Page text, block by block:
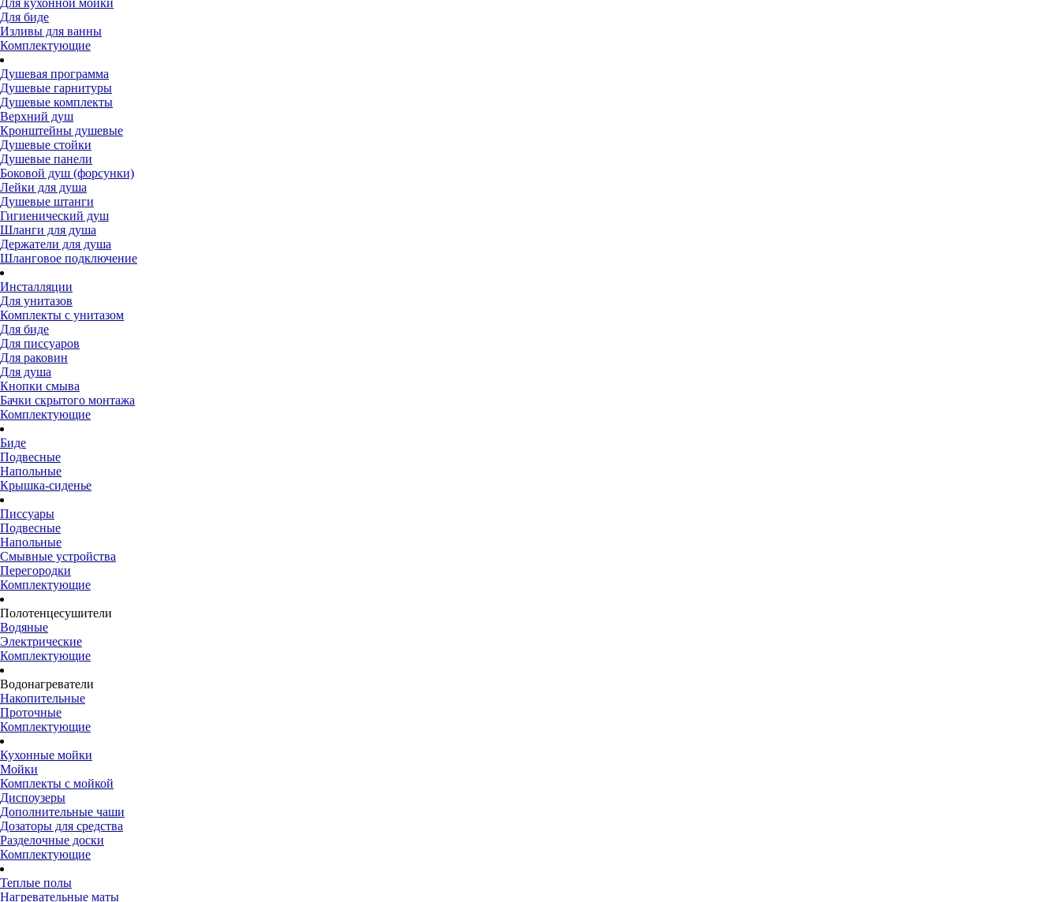
Для кухонной мойки
Для биде
Изливы для ванны
Комплектующие
Душевая программа
Душевые гарнитуры
Душевые комплекты
Верхний душ
Кронштейны душевые
Душевые стойки
Душевые панели
Боковой душ (форсунки)
Лейки для душа
Душевые штанги
Гигиенический душ
Шланги для душа
Держатели для душа
Шланговое подключение
Инсталляции
Для унитазов
Комплекты с унитазом
Для биде
Для писсуаров
Для раковин
Для душа
Кнопки смыва
Бачки скрытого монтажа
Комплектующие
Биде
Подвесные
Напольные
Крышка-сиденье
Писсуары
Подвесные
Напольные
Смывные устройства
Перегородки
Комплектующие
Полотенцесушители
Водяные
Электрические
Комплектующие
Водонагреватели
Накопительные
Проточные
Комплектующие
Кухонные мойки
Мойки
Комплекты с мойкой
Диспоузеры
Дополнительные чаши
Дозаторы для средства
Разделочные доски
Комплектующие
Теплые полы
Нагревательные маты